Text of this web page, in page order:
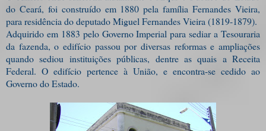
do Ceará, foi construído em 1880 pela família Fernandes Vieira,
para residência do deputado Miguel Fernandes Vieira (1819-1879).
Adquirido em 1883 pelo Governo Imperial para sediar a Tesouraria
da fazenda, o edifício passou por diversas reformas e ampliações
quando sediou instituições públicas, dentre as quais a Receita
Federal. O edifício pertence à União, e encontra-se cedido ao
Governo do Estado.